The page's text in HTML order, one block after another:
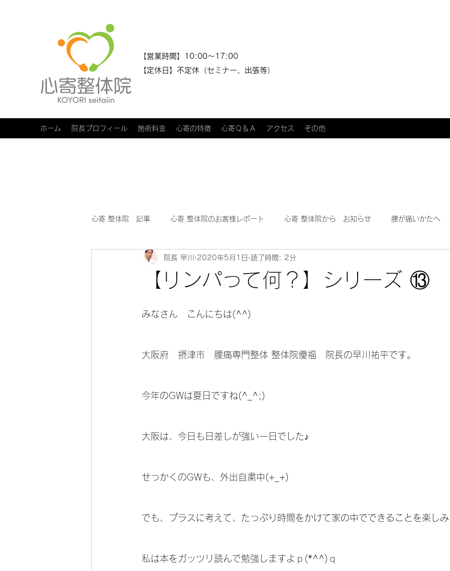
​​【営業時間】10:00～17:00
【定休日】不定休（セミナー、出張等）
ホーム 院長プロフィール 施術料金 心寄の特徴 心寄Ｑ＆Ａ アクセス その他
心寄 整体院 記事 心寄 整体院のお客様レポート 心寄 整体院から お知らせ 腰が痛いかたへ
心寄 整体院 健康教室～身体のソムリエ～
【リンパって何？】シリーズ ⑬
院長 早川 2020年5月1日 読了時間: 2分
みなさん　こんにちは(^^)
大阪府　摂津市　腰痛専門整体 整体院優福　院長の早川祐平です。
今年のGWは夏日ですね(^_^;)
大阪は、今日も日差しが強い一日でした♪
せっかくのGWも、外出自粛中(+_+)
でも、プラスに考えて、たっぷり時間をかけて家の中でできることを楽し
私は本をガッツリ読んで勉強しますよｐ(*^^)ｑ